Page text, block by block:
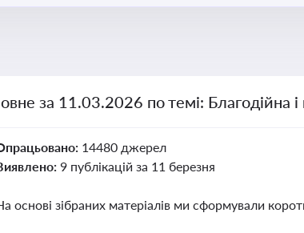
за 11.03.2026 по темі: Благодійна
14480 джерел
9 публікацій за 11 березня
основі зібраних матеріалів ми сформували